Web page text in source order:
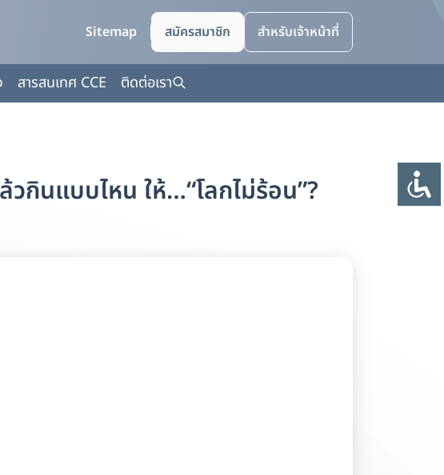
Sitemap สมัครสมาชิก สำหรับเจ้าหน้าที่
สารสนเทศ CCE ติดต่อเรา
วกินแบบไหน ให้…“โลกไม่ร้อน”?